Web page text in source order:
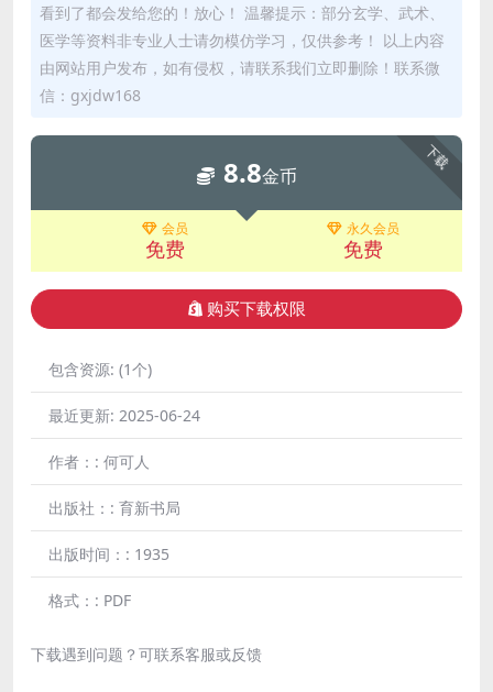
看到了都会发给您的！放心！ 温馨提示：部分玄学、武术、
医学等资料非专业人士请勿模仿学习，仅供参考！ 以上内容
由网站用户发布，如有侵权，请联系我们立即删除！联系微
信：gxjdw168
下载
8.8金币
会员
免费
永久会员
免费
购买下载权限
包含资源: (1个)
最近更新: 2025-06-24
作者：: 何可人
出版社：: 育新书局
出版时间：: 1935
格式：: PDF
下载遇到问题？可联系客服或反馈